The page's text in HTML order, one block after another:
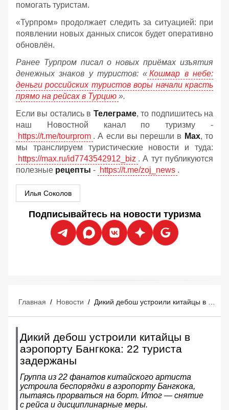
помогать туристам.
«Турпром» продолжает следить за ситуацией: при
появлении новых данных список будет оперативно
обновлён.
Ранее Турпром писал о новых приёмах изъятия
денежных знаков у туристов: « Кошмар в небе:
деньги российских туристов воры начали красть
прямо на рейсах в Турцию ».
Если вы остались в Телеграме, то подпишитесь на
наш Новостной канал по туризму -
https://t.me/tourprom . А если вы перешли в Мах, то
мы транслируем туристические новости и туда:
https://max.ru/id7743542912_biz . А тут публикуются
полезные рецепты - https://t.me/zoj_news .
Илья Соколов
Подписывайтесь на новости туризма
Главная / Новости / Дикий дебош устроили китайцы в аэропорту Бангкока: 22 туриста задержаны
Дикий дебош устроили китайцы в
аэропорту Бангкока: 22 туриста
задержаны
Группа из 22 фанатов китайского артиста
устроила беспорядки в аэропорту Бангкока,
пытаясь прорваться на борт. Итог — снятие
с рейса и дисциплинарные меры.